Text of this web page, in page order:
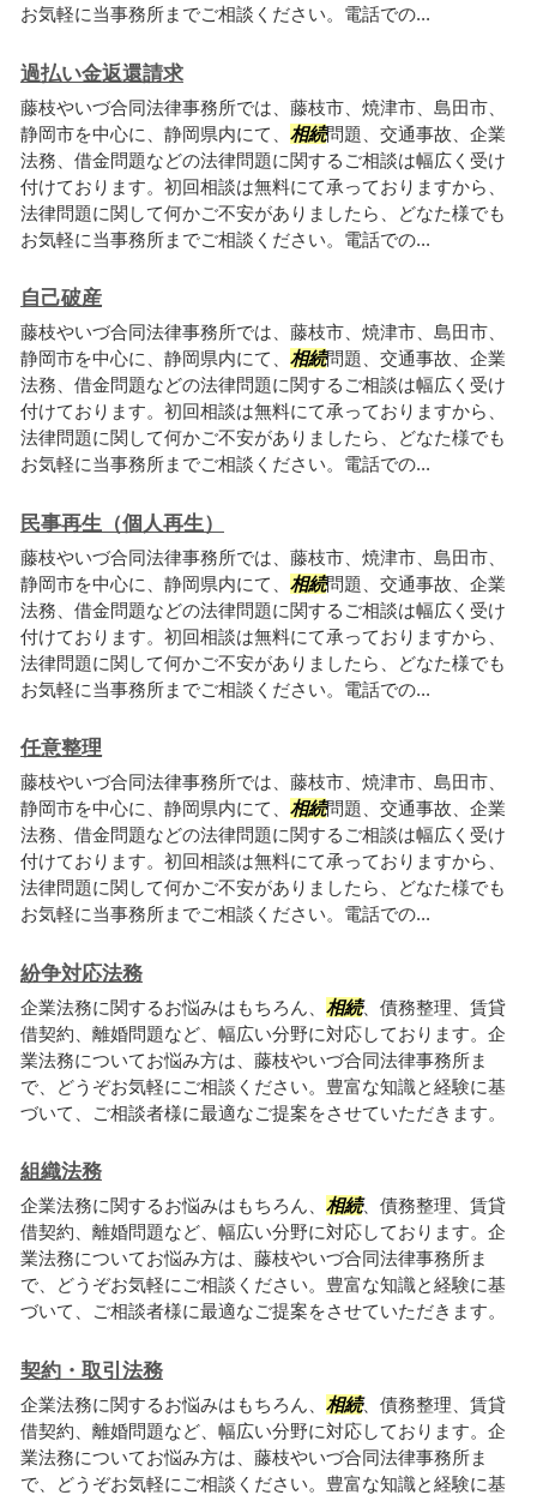
お気軽に当事務所までご相談ください。電話での...
過払い金返還請求
藤枝やいづ合同法律事務所では、藤枝市、焼津市、島田市、
静岡市を中心に、静岡県内にて、 相続問題、交通事故、企業
法務、借金問題などの法律問題に関するご相談は幅広く受け
付けております。初回相談は無料にて承っておりますから、
法律問題に関して何かご不安がありましたら、どなた様でも
お気軽に当事務所までご相談ください。電話での...
自己破産
藤枝やいづ合同法律事務所では、藤枝市、焼津市、島田市、
静岡市を中心に、静岡県内にて、 相続問題、交通事故、企業
法務、借金問題などの法律問題に関するご相談は幅広く受け
付けております。初回相談は無料にて承っておりますから、
法律問題に関して何かご不安がありましたら、どなた様でも
お気軽に当事務所までご相談ください。電話での...
民事再生（個人再生）
藤枝やいづ合同法律事務所では、藤枝市、焼津市、島田市、
静岡市を中心に、静岡県内にて、 相続問題、交通事故、企業
法務、借金問題などの法律問題に関するご相談は幅広く受け
付けております。初回相談は無料にて承っておりますから、
法律問題に関して何かご不安がありましたら、どなた様でも
お気軽に当事務所までご相談ください。電話での...
任意整理
藤枝やいづ合同法律事務所では、藤枝市、焼津市、島田市、
静岡市を中心に、静岡県内にて、 相続問題、交通事故、企業
法務、借金問題などの法律問題に関するご相談は幅広く受け
付けております。初回相談は無料にて承っておりますから、
法律問題に関して何かご不安がありましたら、どなた様でも
お気軽に当事務所までご相談ください。電話での...
紛争対応法務
企業法務に関するお悩みはもちろん、 相続、債務整理、賃貸
借契約、離婚問題など、幅広い分野に対応しております。企
業法務についてお悩み方は、藤枝やいづ合同法律事務所ま
で、どうぞお気軽にご相談ください。豊富な知識と経験に基
づいて、ご相談者様に最適なご提案をさせていただきます。
組織法務
企業法務に関するお悩みはもちろん、 相続、債務整理、賃貸
借契約、離婚問題など、幅広い分野に対応しております。企
業法務についてお悩み方は、藤枝やいづ合同法律事務所ま
で、どうぞお気軽にご相談ください。豊富な知識と経験に基
づいて、ご相談者様に最適なご提案をさせていただきます。
契約・取引法務
企業法務に関するお悩みはもちろん、 相続、債務整理、賃貸
借契約、離婚問題など、幅広い分野に対応しております。企
業法務についてお悩み方は、藤枝やいづ合同法律事務所ま
で、どうぞお気軽にご相談ください。豊富な知識と経験に基